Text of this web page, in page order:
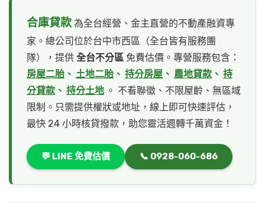
合庫貸款 為全台經營、金主直營的不動產融資專
家。總公司位於台中市西區（全台皆有服務團
隊），提供 全台不分區 免費估價。專營服務包含：
房屋二胎 、 土地二胎 、 持分房屋 、 農地貸款 、 持
分貸款 、 持分土地 。 不看聯徵、不限屋齡、無區域
限制。只需提供權狀或地址，線上即可快速評估，
最快 24 小時核貸撥款，助您靈活週轉千萬資金！
💬 LINE 免費估價 📞 0928-060-686